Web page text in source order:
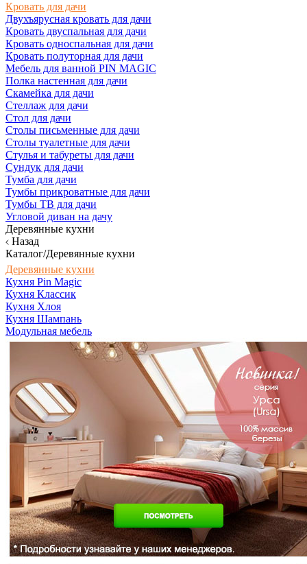
Кровать для дачи
Двухъярусная кровать для дачи
Кровать двуспальная для дачи
Кровать односпальная для дачи
Кровать полуторная для дачи
Мебель для ванной PIN MAGIC
Полка настенная для дачи
Скамейка для дачи
Стеллаж для дачи
Стол для дачи
Столы письменные для дачи
Столы туалетные для дачи
Стулья и табуреты для дачи
Сундук для дачи
Тумба для дачи
Тумбы прикроватные для дачи
Тумбы ТВ для дачи
Угловой диван на дачу
Деревянные кухни
Назад
Каталог/Деревянные кухни
Деревянные кухни
Кухня Pin Magic
Кухня Классик
Кухня Хлоя
Кухня Шампань
Модульная мебель